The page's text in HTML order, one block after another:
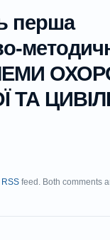
перша
ТА
RSS feed. Both comments